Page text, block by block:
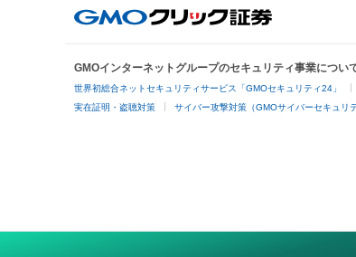
GMOインターネットグループのセキュリティ事業につい
世界初総合ネットセキュリティサービス「GMOセキュリティ24」
実在証明・盗聴対策 サイバー攻撃対策（GMOサイバーセキュリ